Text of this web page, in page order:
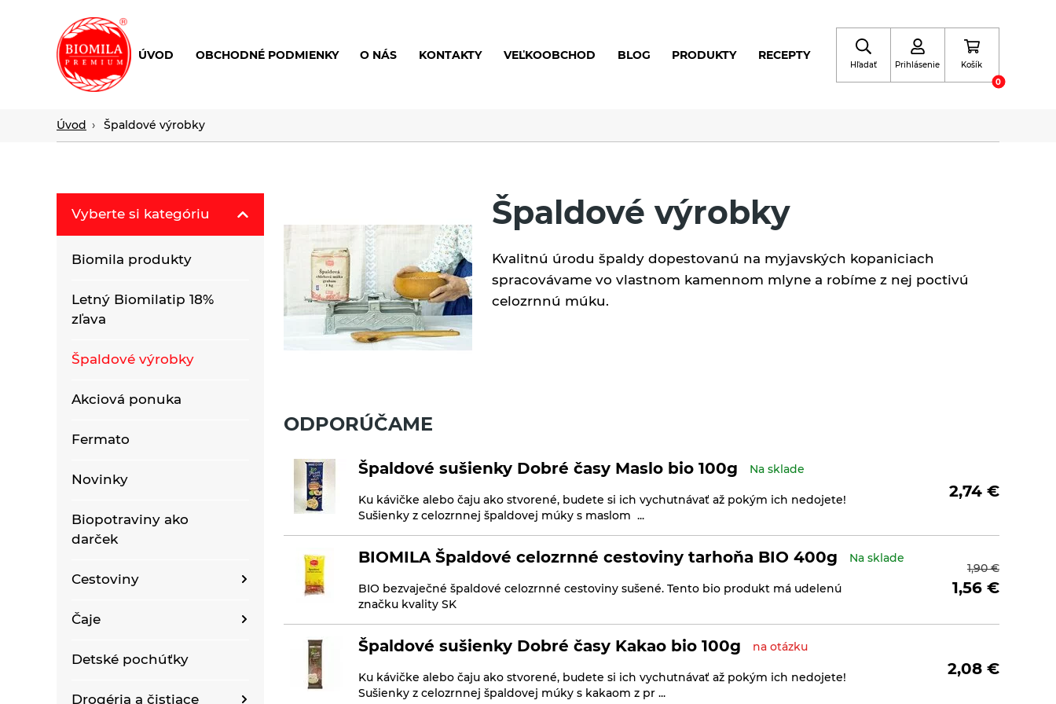
výroba
nielen
ÚVOD OBCHODNÉ PODMIENKY O NÁS KONTAKTY VEĽKOOBCHOD BLOG PRODUKTY RECEPTY
Hľadať Prihlásenie
Košík
0
Úvod Špaldové výrobky
Špaldové výrobky
Kvalitnú úrodu špaldy dopestovanú na myjavských kopaniciach
spracovávame vo vlastnom kamennom mlyne a robíme z nej poctivú
celozrnnú múku.
Vyberte si kategóriu
Biomila produkty
Letný Biomilatip 18%
zľava
Špaldové výrobky
Akciová ponuka
Fermato
Novinky
Biopotraviny ako
darček
Cestoviny
Bezlepkové bezvaječné
Bezlepkové bezvaječné
cestoviny pre deti
Čaje
Bioraráškovia Sonnentor
Detské pochúťky
Drogéria a čistiace
ODPORÚČAME
Špaldové sušienky Dobré časy Maslo bio 100g Na sklade
Ku kávičke alebo čaju ako stvorené, budete si ich vychutnávať až pokým ich nedojete!
Sušienky z celozrnnej špaldovej múky s maslom ...
2,74 €
BIOMILA Špaldové celozrnné cestoviny tarhoňa BIO 400g Na sklade
BIO bezvaječné špaldové celozrnné cestoviny sušené. Tento bio produkt má udelenú
značku kvality SK
1,90€
1,56 €
Špaldové sušienky Dobré časy Kakao bio 100g na otázku
Ku kávičke alebo čaju ako stvorené, budete si ich vychutnávať až pokým ich nedojete!
Sušienky z celozrnnej špaldovej múky s kakaom z pr ...
2,08 €